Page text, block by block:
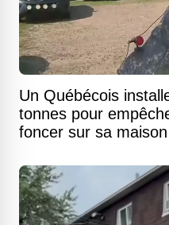
Un Québécois
tonnes pour
foncer sur sa maison